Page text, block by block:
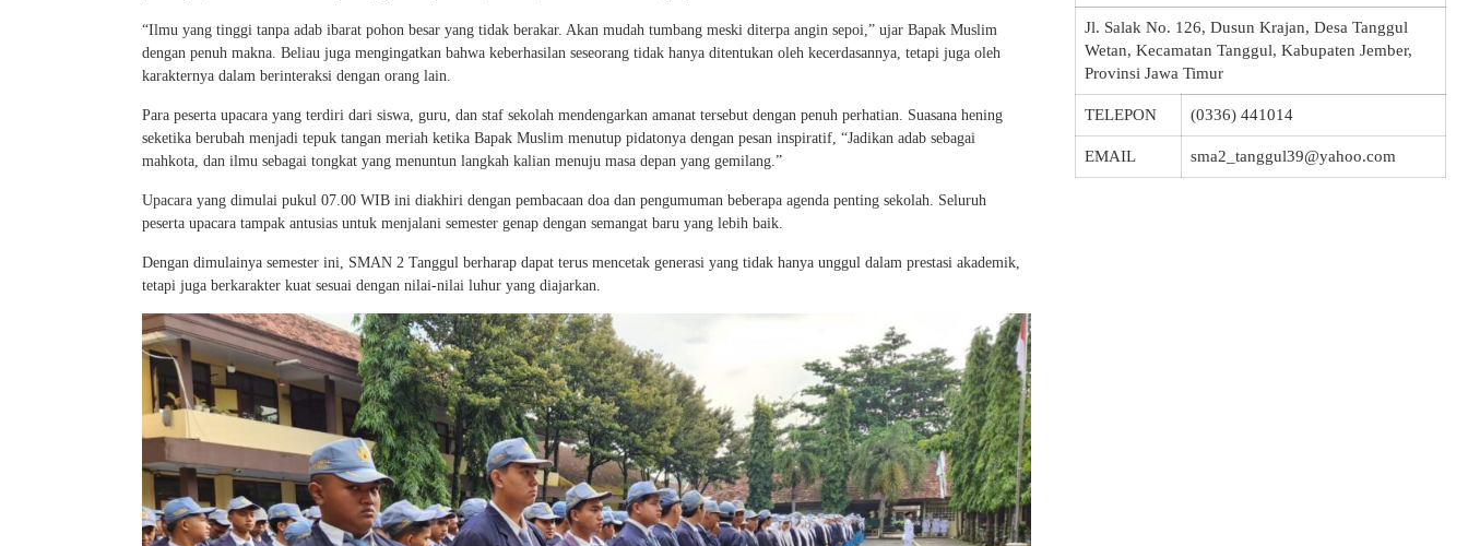
“Ilmu yang tinggi tanpa adab ibarat pohon besar yang tidak berakar. Akan mudah tumbang meski diterpa angin sepoi,” ujar Bapak Muslim
dengan penuh makna. Beliau juga mengingatkan bahwa keberhasilan seseorang tidak hanya ditentukan oleh kecerdasannya, tetapi juga oleh
karakternya dalam berinteraksi dengan orang lain.
Para peserta upacara yang terdiri dari siswa, guru, dan staf sekolah mendengarkan amanat tersebut dengan penuh perhatian. Suasana hening
seketika berubah menjadi tepuk tangan meriah ketika Bapak Muslim menutup pidatonya dengan pesan inspiratif, “Jadikan adab sebagai
mahkota, dan ilmu sebagai tongkat yang menuntun langkah kalian menuju masa depan yang gemilang.”
Upacara yang dimulai pukul 07.00 WIB ini diakhiri dengan pembacaan doa dan pengumuman beberapa agenda penting sekolah. Seluruh
peserta upacara tampak antusias untuk menjalani semester genap dengan semangat baru yang lebih baik.
Dengan dimulainya semester ini, SMAN 2 Tanggul berharap dapat terus mencetak generasi yang tidak hanya unggul dalam prestasi akademik,
tetapi juga berkarakter kuat sesuai dengan nilai-nilai luhur yang diajarkan.
Jl. Salak No. 126, Dusun Krajan, Desa Tanggul
Wetan, Kecamatan Tanggul, Kabupaten Jember,
Provinsi Jawa Timur
TELEPON (0336) 441014
EMAIL sma2_tanggul39@yahoo.com